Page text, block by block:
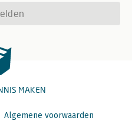
MAKEN
Algemene voorwaarden